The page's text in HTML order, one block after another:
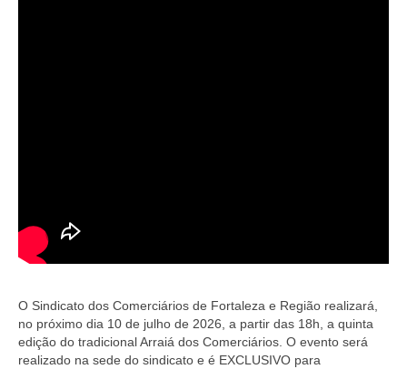
O Sindicato dos Comerciários de Fortaleza e Região realizará,
no próximo dia 10 de julho de 2026, a partir das 18h, a quinta
edição do tradicional Arraiá dos Comerciários. O evento será
realizado na sede do sindicato e é EXCLUSIVO para